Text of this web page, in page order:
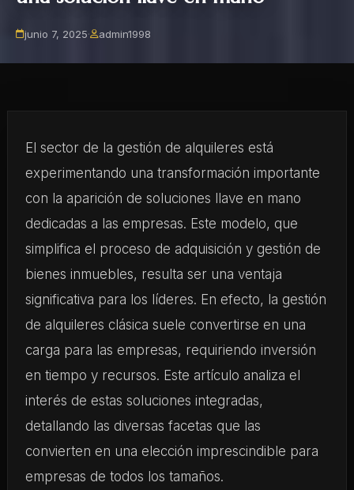
junio 7, 2025· admin1998
El sector de la gestión de alquileres está
experimentando una transformación importante
con la aparición de soluciones llave en mano
dedicadas a las empresas. Este modelo, que
simplifica el proceso de adquisición y gestión de
bienes inmuebles, resulta ser una ventaja
significativa para los líderes. En efecto, la gestión
de alquileres clásica suele convertirse en una
carga para las empresas, requiriendo inversión
en tiempo y recursos. Este artículo analiza el
interés de estas soluciones integradas,
detallando las diversas facetas que las
convierten en una elección imprescindible para
empresas de todos los tamaños.